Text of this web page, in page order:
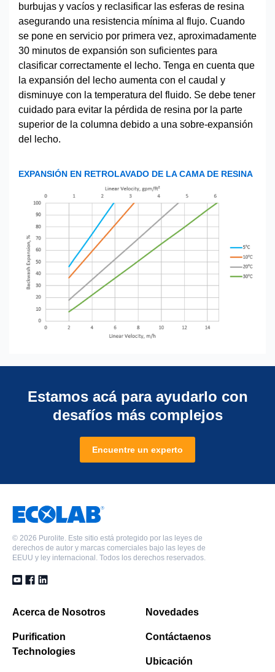
burbujas y vacíos y reclasificar las esferas de resina
asegurando una resistencia mínima al flujo. Cuando
se pone en servicio por primera vez, aproximadamente
30 minutos de expansión son suficientes para
clasificar correctamente el lecho. Tenga en cuenta que
la expansión del lecho aumenta con el caudal y
disminuye con la temperatura del fluido. Se debe tener
cuidado para evitar la pérdida de resina por la parte
superior de la columna debido a una sobre-expansión
del lecho.
EXPANSIÓN EN RETROLAVADO DE LA CAMA DE RESINA
Estamos acá para ayudarlo con
desafíos más complejos
Encuentre un experto
© 2026 Purolite. Este sitio está protegido por las leyes de
derechos de autor y marcas comerciales bajo las leyes de
EEUU y ley internacional. Todos los derechos reservados.
Acerca de Nosotros
Purification
Technologies
Novedades
Contáctaenos
Ubicación